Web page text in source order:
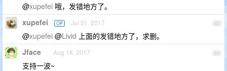
@xupefei 哦，发错地方了。
63
xupefei OP Jul 31, 2017
@xupefei @Livid 上面的发错地方了，求删。
64
Jface Aug 18, 2017
支持一波~